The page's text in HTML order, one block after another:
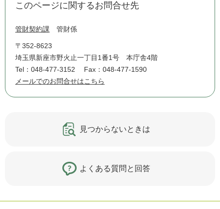
このページに関するお問合せ先
管財契約課 管財係
〒352-8623
埼玉県新座市野火止一丁目1番1号 本庁舎4階
Tel：048-477-3152
Fax：048-477-1590
メールでのお問合せはこちら
見つからないときは
よくある質問と回答